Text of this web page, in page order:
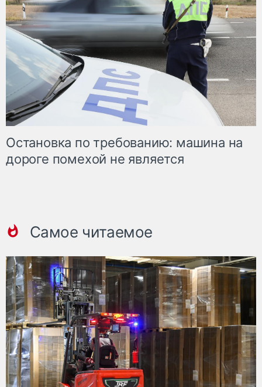
Остановка по требованию: машина на
дороге помехой не является
Самое читаемое